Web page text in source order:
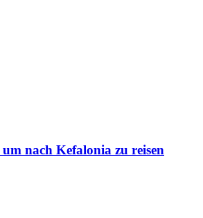
um nach Kefalonia zu reisen